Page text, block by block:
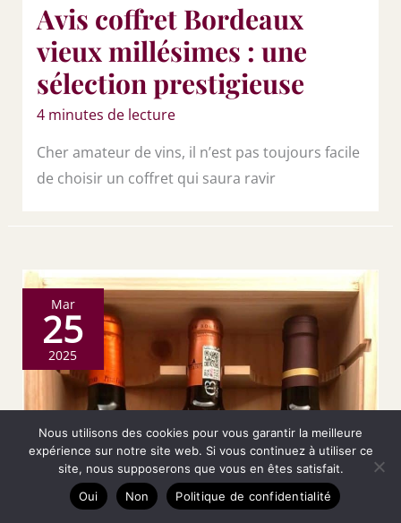
Avis coffret Bordeaux
vieux millésimes : une
sélection prestigieuse
4 minutes de lecture
Cher amateur de vins, il n’est pas toujours facile
de choisir un coffret qui saura ravir
Mar
25
2025
Nous utilisons des cookies pour vous garantir la meilleure
expérience sur notre site web. Si vous continuez à utiliser ce
site, nous supposerons que vous en êtes satisfait.
Oui
Non Politique de confidentialité